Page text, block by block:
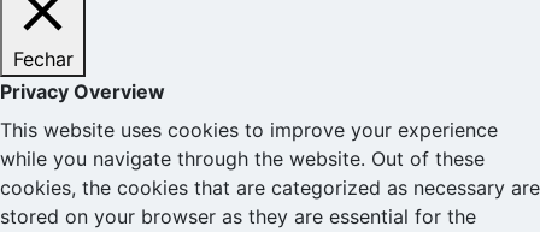
Fechar
Privacy Overview
This website uses cookies to improve your experience
while you navigate through the website. Out of these
cookies, the cookies that are categorized as necessary are
stored on your browser as they are essential for the